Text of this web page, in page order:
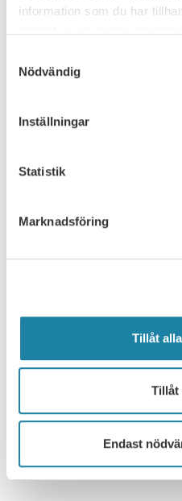
information som du har
Nödvändig
Inställningar
Statistik
Marknadsföring
Tillåt
Tillåt
Endast
Pressmeddelande
Webbsändning